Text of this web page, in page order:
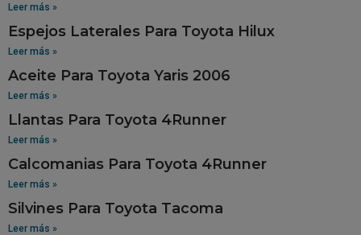
Leer más »
Espejos Laterales Para Toyota Hilux
Leer más »
Aceite Para Toyota Yaris 2006
Leer más »
Llantas Para Toyota 4Runner
Leer más »
Calcomanias Para Toyota 4Runner
Leer más »
Silvines Para Toyota Tacoma
Leer más »